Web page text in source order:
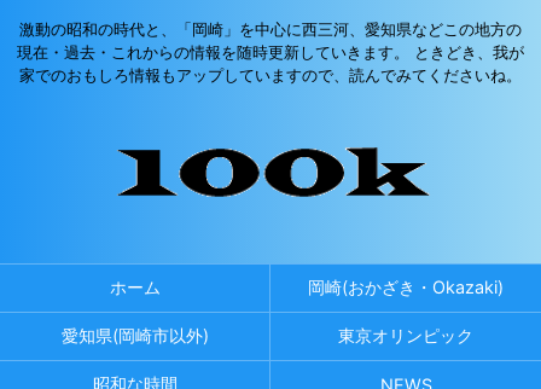
激動の昭和の時代と、「岡崎」を中心に西三河、愛知県などこの地方の
現在・過去・これからの情報を随時更新していきます。 ときどき、我が
家でのおもしろ情報もアップしていますので、読んでみてくださいね。
ホーム 岡崎(おかざき・Okazaki)
愛知県(岡崎市以外) 東京オリンピック
昭和な時間 NEWS